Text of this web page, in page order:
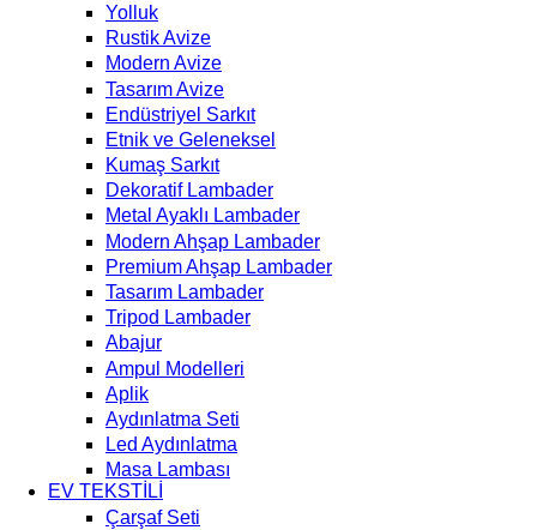
Yolluk
Rustik Avize
Modern Avize
Tasarım Avize
Endüstriyel Sarkıt
Etnik ve Geleneksel
Kumaş Sarkıt
Dekoratif Lambader
Metal Ayaklı Lambader
Modern Ahşap Lambader
Premium Ahşap Lambader
Tasarım Lambader
Tripod Lambader
Abajur
Ampul Modelleri
Aplik
Aydınlatma Seti
Led Aydınlatma
Masa Lambası
EV TEKSTİLİ
Çarşaf Seti